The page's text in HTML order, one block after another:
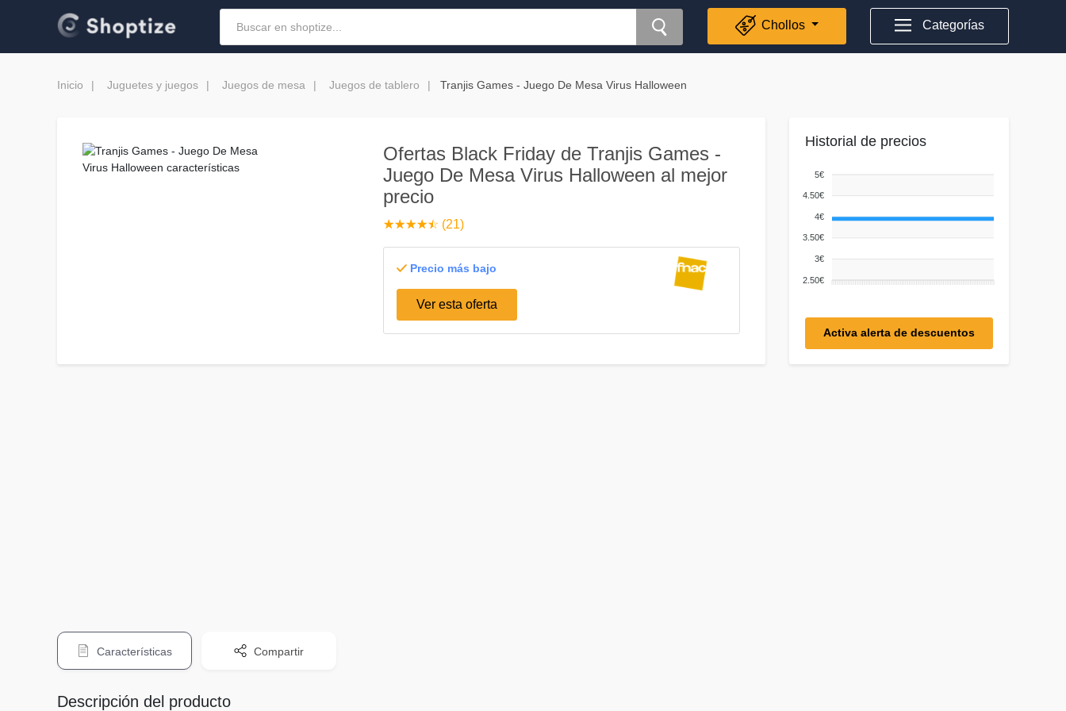
Chollos Categorías
Inicio Juguetes y juegos Juegos de mesa Juegos de tablero Tranjis Games - Juego De Mesa Virus Halloween
Ofertas Black Friday de Tranjis Games -
Juego De Mesa Virus Halloween al mejor
precio
☆☆☆☆☆
★★★★★ (21)
Precio más bajo
Ver esta oferta
Historial de precios
5€
4.50€
4€
3.50€
3€
2.50€
Activa alerta de descuentos
Características Compartir
Descripción del producto